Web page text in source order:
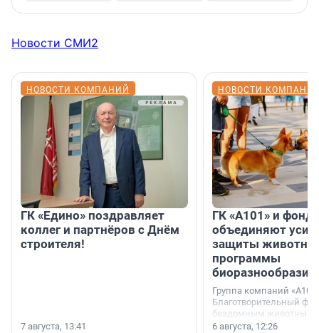
Новости СМИ2
НОВОСТИ КОМПАНИЙ
ГК «Едино» поздравляет
коллег и партнёров с Днём
строителя!
7 августа, 13:41
НОВОСТИ
ГК «А101» и фонд
объединяют
защиты
программы
биоразнообразия
Группа компаний
Благотворительный
бездомным животным
заключили соглашение
6 августа, 12:26